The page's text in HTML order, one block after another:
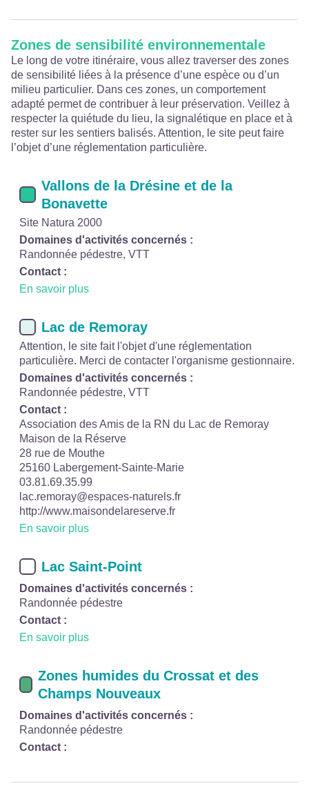
Zones de sensibilité environnementale
Le long de votre itinéraire, vous allez traverser des zones
de sensibilité liées à la présence d’une espèce ou d’un
milieu particulier. Dans ces zones, un comportement
adapté permet de contribuer à leur préservation. Veillez à
respecter la quiétude du lieu, la signalétique en place et à
rester sur les sentiers balisés. Attention, le site peut faire
l’objet d’une réglementation particulière.
Vallons de la Drésine et de la
Bonavette
Site Natura 2000
Domaines d'activités concernés :
Randonnée pédestre, VTT
Contact :
En savoir plus
Lac de Remoray
Attention, le site fait l'objet d'une réglementation
particulière. Merci de contacter l'organisme gestionnaire.
Domaines d'activités concernés :
Randonnée pédestre, VTT
Contact :
Association des Amis de la RN du Lac de Remoray
Maison de la Réserve
28 rue de Mouthe
25160 Labergement-Sainte-Marie
03.81.69.35.99
lac.remoray@espaces-naturels.fr
http://www.maisondelareserve.fr
En savoir plus
Lac Saint-Point
Domaines d'activités concernés :
Randonnée pédestre
Contact :
En savoir plus
Zones humides du Crossat et des
Champs Nouveaux
Domaines d'activités concernés :
Randonnée pédestre
Contact :